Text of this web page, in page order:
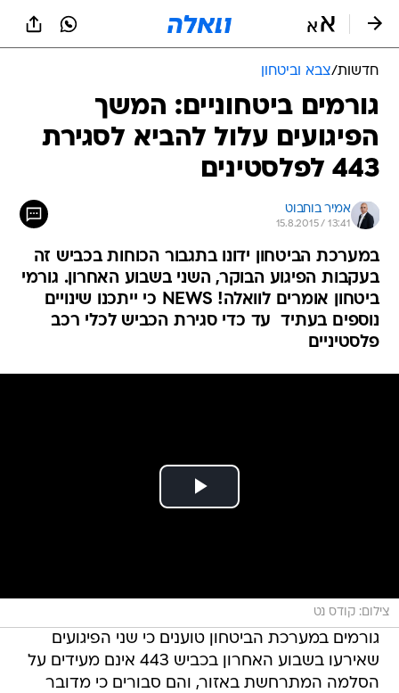
חדשות/צבא וביטחון
גורמים ביטחוניים: המשך
הפיגועים עלול להביא לסגירת
443 לפלסטינים
אמיר בוחבוט
15.8.2015 / 13:41
במערכת הביטחון ידונו בתגבור הכוחות בכביש זה
בעקבות הפיגוע הבוקר, השני בשבוע האחרון. גורמי
ביטחון אומרים לוואלה! NEWS כי ייתכנו שינויים
נוספים בעתיד  עד כדי סגירת הכביש לכלי רכב
פלסטיניים
צילום: קודס נט
גורמים במערכת הביטחון טוענים כי שני הפיגועים
שאירעו בשבוע האחרון בכביש 443 אינם מעידים על
הסלמה המתרחשת באזור, והם סבורים כי מדובר